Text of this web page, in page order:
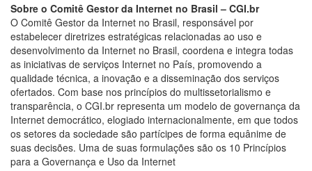
Sobre o Comitê Gestor da Internet no Brasil – CGI.br
O Comitê Gestor da Internet no Brasil, responsável por
estabelecer diretrizes estratégicas relacionadas ao uso e
desenvolvimento da Internet no Brasil, coordena e integra todas
as iniciativas de serviços Internet no País, promovendo a
qualidade técnica, a inovação e a disseminação dos serviços
ofertados. Com base nos princípios do multissetorialismo e
transparência, o CGI.br representa um modelo de governança da
Internet democrático, elogiado internacionalmente, em que todos
os setores da sociedade são partícipes de forma equânime de
suas decisões. Uma de suas formulações são os 10 Princípios
para a Governança e Uso da Internet